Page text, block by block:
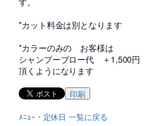
*カット料金は別となります
*カラーのみの お客様は
シャンプーブロー代 ＋1,500円
頂くようになります
印刷
ﾒﾆｭｰ・定休日 一覧に戻る